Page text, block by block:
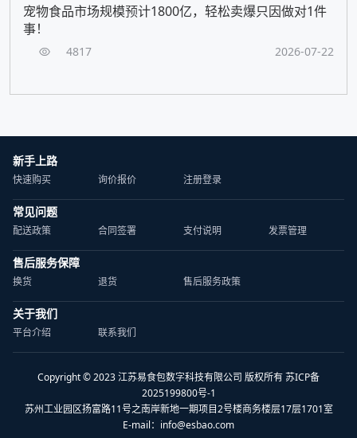
宠物食品市场规模预计1800亿，轻松卖爆只因做对1件
事！
4817 2026-07-22
新手上路
快速购买 询价报价 注册登录
常见问题
配送政策 合同签署 支付说明 发票管理
售后服务保障
换货 退货 售后服务政策
关于我们
平台介绍 联系我们
Copyright © 2023 江苏易食包数字科技有限公司 版权所有 苏ICP备
2025199800号-1
苏州工业园区扬富路11号之南岸新地一期项目2号楼商务楼层17层1701室
E-mail： info@esbao.com